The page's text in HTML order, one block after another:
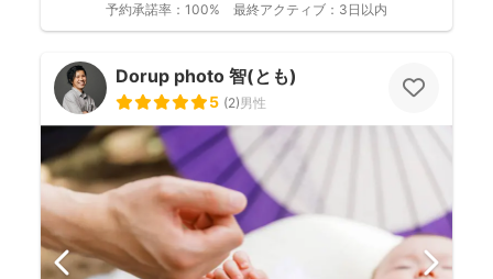
予約承諾率： 100% 最終アクティブ： 3日以内
Dorup photo 智(とも)
5 (2)男性